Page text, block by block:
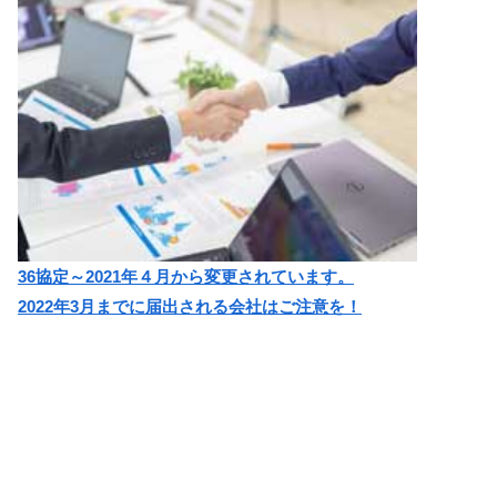
36協定～2021年４月から変更されています。
2022年3月までに届出される会社はご注意を！